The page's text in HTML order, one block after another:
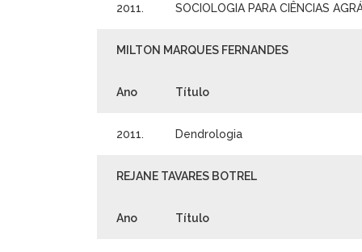
2011. SOCIOLOGIA PARA CIÊNCIAS
MILTON MARQUES FERNANDES
Ano Título
2011. Dendrologia
REJANE TAVARES BOTREL
Ano Título